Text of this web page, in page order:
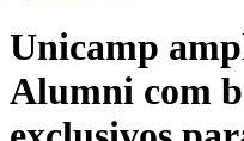
Unicamp
Alumni com